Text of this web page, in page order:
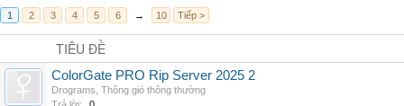
1 2 3 4 5 6 → 10 Tiếp >
TIÊU ĐỀ
ColorGate PRO Rip Server 2025 2
Drograms Thông gió thông thường